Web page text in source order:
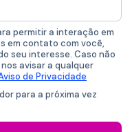
permitir a interação em
em contato com você,
seu interesse. Caso não
avisar a qualquer
de Privacidade
para a próxima vez